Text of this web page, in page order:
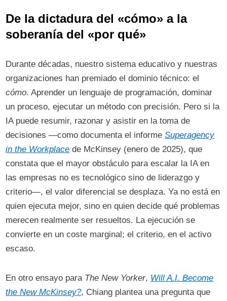
De la dictadura del «cómo» a la
soberanía del «por qué»
Durante décadas, nuestro sistema educativo y nuestras
organizaciones han premiado el dominio técnico: el
cómo. Aprender un lenguaje de programación, dominar
un proceso, ejecutar un método con precisión. Pero si la
IA puede resumir, razonar y asistir en la toma de
decisiones —como documenta el informeSuperagency
in the Workplace de McKinsey (enero de 2025), que
constata que el mayor obstáculo para escalar la IA en
las empresas no es tecnológico sino de liderazgo y
criterio—, el valor diferencial se desplaza. Ya no está en
quien ejecuta mejor, sino en quien decide qué problemas
merecen realmente ser resueltos. La ejecución se
convierte en un coste marginal; el criterio, en el activo
escaso.
En otro ensayo para The New Yorker, Will A.I. Become
the New McKinsey?, Chiang plantea una pregunta que